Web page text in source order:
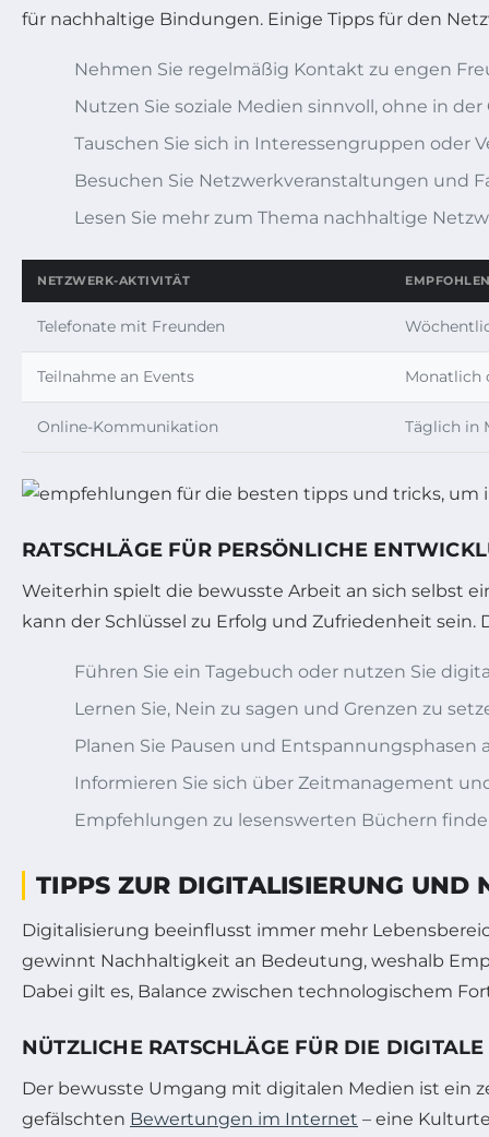
für nachhaltige Bindungen. Einige Tipps für den
Nehmen Sie regelmäßig Kontakt zu engen
Nutzen Sie soziale Medien sinnvoll, ohne in
Tauschen Sie sich in Interessengruppen oder
Besuchen Sie Netzwerkveranstaltungen und
Lesen Sie mehr zum Thema nachhaltige
NETZWERK-AKTIVITÄT
Telefonate mit Freunden
Teilnahme an Events Monatlich
Online-Kommunikation Täglich in
RATSCHLÄGE FÜR PERSÖNLICHE
Weiterhin spielt die bewusste Arbeit an sich selbst
kann der Schlüssel zu Erfolg und Zufriedenheit sein.
Führen Sie ein Tagebuch oder nutzen Sie
Lernen Sie, Nein zu sagen und Grenzen zu
Planen Sie Pausen und Entspannungsphasen
Informieren Sie sich über Zeitmanagement
Empfehlungen zu lesenswerten Büchern
TIPPS ZUR DIGITALISIERUNG UND
Digitalisierung beeinflusst immer mehr
gewinnt Nachhaltigkeit an Bedeutung, weshalb
Dabei gilt es, Balance zwischen technologischem
NÜTZLICHE RATSCHLÄGE FÜR DIE
Der bewusste Umgang mit digitalen Medien ist ein
gefälschten Bewertungen im Internet – eine